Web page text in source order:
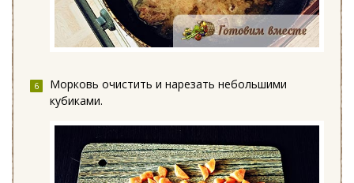
Морковь очистить и нарезать небольшими
кубиками.